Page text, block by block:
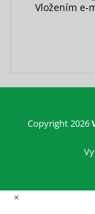
Vložením e-
Copyright 2026
×